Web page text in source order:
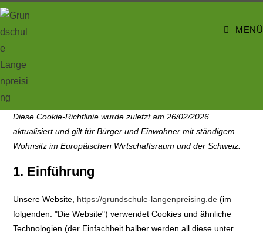
MENÜ
Diese Cookie-Richtlinie wurde zuletzt am 26/02/2026
aktualisiert und gilt für Bürger und Einwohner mit ständigem
Wohnsitz im Europäischen Wirtschaftsraum und der Schweiz.
1. Einführung
Unsere Website, https://grundschule-langenpreising.de (im
folgenden: "Die Website") verwendet Cookies und ähnliche
Technologien (der Einfachheit halber werden all diese unter